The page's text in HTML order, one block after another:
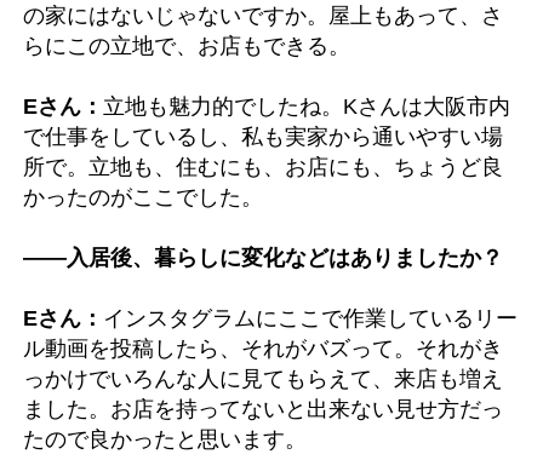
の家にはないじゃないですか。屋上もあって、さ
らにこの立地で、お店もできる。
Eさん： 立地も魅力的でしたね。Kさんは大阪市内
で仕事をしているし、私も実家から通いやすい場
所で。立地も、住むにも、お店にも、ちょうど良
かったのがここでした。
――入居後、暮らしに変化などはありましたか？
Eさん： インスタグラムにここで作業しているリー
ル動画を投稿したら、それがバズって。それがき
っかけでいろんな人に見てもらえて、来店も増え
ました。お店を持ってないと出来ない見せ方だっ
たので良かったと思います。